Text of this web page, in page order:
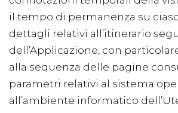
il tempo di permanenza su
dettagli relativi all’itinerario
dell’Applicazione, con
alla sequenza delle pagine
parametri relativi al sistema
all’ambiente informatico